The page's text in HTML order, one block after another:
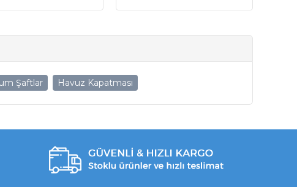
Şaftlar Havuz Kapatması